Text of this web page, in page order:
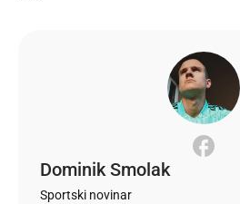
Dominik Smolak
Sportski novinar